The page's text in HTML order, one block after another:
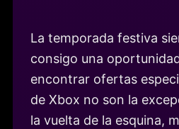
La temporada festiva
consigo una
encontrar ofertas
de Xbox no son la
la vuelta de la esquina,